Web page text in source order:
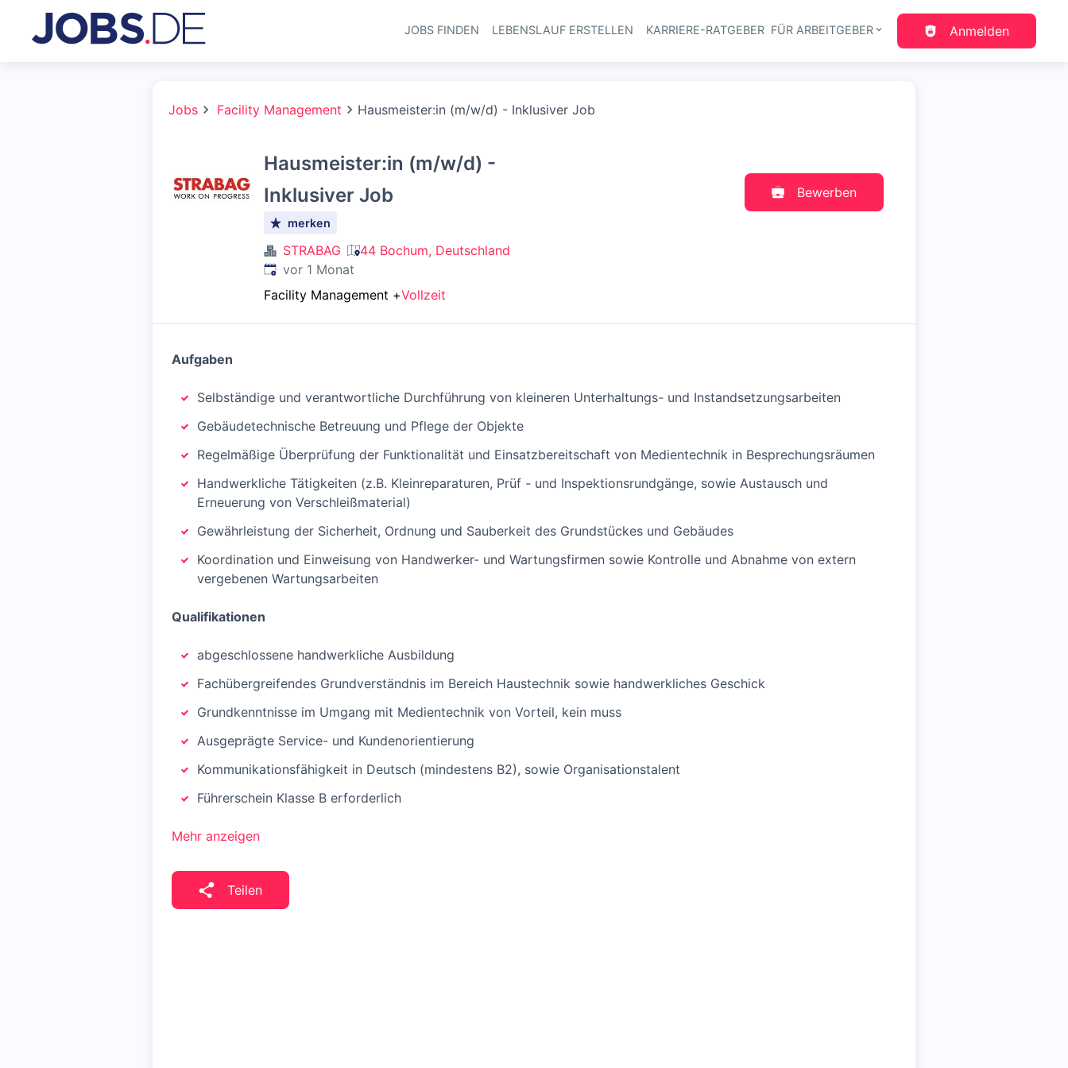
Haupt-Navigation
JOBS FINDEN LEBENSLAUF ERSTELLEN KARRIERE-RATGEBER FÜR ARBEITGEBER Anmelden
Jobs Facility Management Hausmeister:in (m/w/d) - Inklusiver Job
Hausmeister:in (m/w/d) -
Inklusiver Job
merken
STRABAG
44 Bochum, Deutschland
Veröffentlicht:
vor 1 Monat
Facility Management +Vollzeit
Bewerben
Aufgaben
Selbständige und verantwortliche Durchführung von kleineren Unterhaltungs- und Instandsetzungsarbeiten
Gebäudetechnische Betreuung und Pflege der Objekte
Regelmäßige Überprüfung der Funktionalität und Einsatzbereitschaft von Medientechnik in Besprechungsräumen
Handwerkliche Tätigkeiten (z.B. Kleinreparaturen, Prüf - und Inspektionsrundgänge, sowie Austausch und
Erneuerung von Verschleißmaterial)
Gewährleistung der Sicherheit, Ordnung und Sauberkeit des Grundstückes und Gebäudes
Koordination und Einweisung von Handwerker- und Wartungsfirmen sowie Kontrolle und Abnahme von extern
vergebenen Wartungsarbeiten
Qualifikationen
abgeschlossene handwerkliche Ausbildung
Fachübergreifendes Grundverständnis im Bereich Haustechnik sowie handwerkliches Geschick
Grundkenntnisse im Umgang mit Medientechnik von Vorteil, kein muss
Ausgeprägte Service- und Kundenorientierung
Kommunikationsfähigkeit in Deutsch (mindestens B2), sowie Organisationstalent
Führerschein Klasse B erforderlich
Mehr anzeigen
Teilen